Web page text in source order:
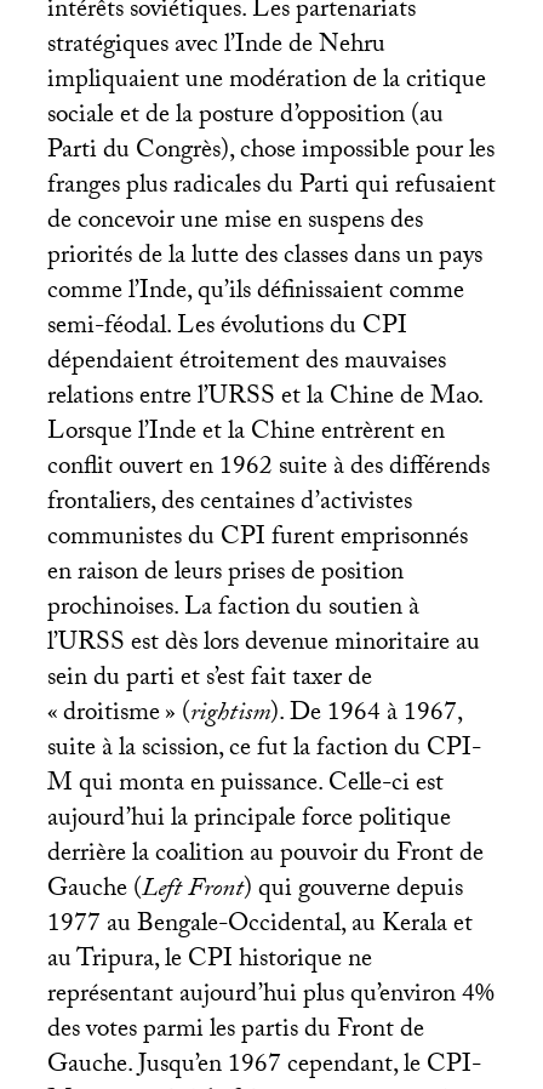
intérêts soviétiques. Les partenariats
stratégiques avec l’Inde de Nehru
impliquaient une modération de la critique
sociale et de la posture d’opposition (au
Parti du Congrès), chose impossible pour les
franges plus radicales du Parti qui refusaient
de concevoir une mise en suspens des
priorités de la lutte des classes dans un pays
comme l’Inde, qu’ils définissaient comme
semi-féodal. Les évolutions duCPI
dépendaient étroitement des mauvaises
relations entre l’URSSet la Chine de Mao.
Lorsque l’Inde et la Chine entrèrent en
conflit ouvert en 1962 suite à des différends
frontaliers, des centaines d’activistes
communistes duCPIfurent emprisonnés
en raison de leurs prises de position
prochinoises. La faction du soutien à
l’URSSest dès lors devenue minoritaire au
sein du parti et s’est fait taxer de
«droitisme» (rightism). De 1964 à 1967,
suite à la scission, ce fut la faction duCPI-
M qui monta en puissance. Celle-ci est
aujourd’hui la principale force politique
derrière la coalition au pouvoir du Front de
Gauche (Left Front) qui gouverne depuis
1977 au Bengale-Occidental, au Kerala et
au Tripura, leCPIhistorique ne
représentant aujourd’hui plus qu’environ 4%
des votes parmi les partis du Front de
Gauche. Jusqu’en 1967 cependant, leCPI-